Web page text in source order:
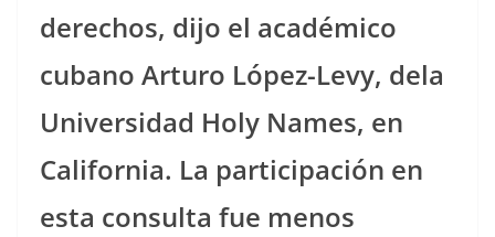
derechos, dijo el académico
cubano Arturo López-Levy, dela
Universidad Holy Names, en
California. La participación en
esta consulta fue menos